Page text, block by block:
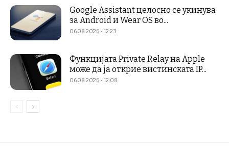
Google Assistant целосно се укинува
за Android и Wear OS во...
06.08.2026 - 12:23
Функцијата Private Relay на Apple
може да ја открие вистинската IP...
06.08.2026 - 12:08